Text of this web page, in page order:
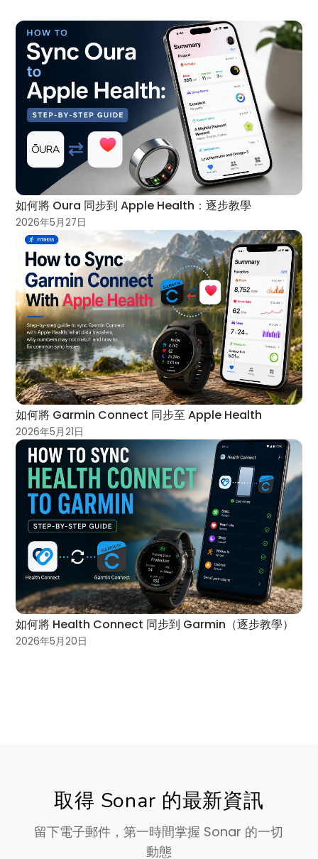
如何將 Oura 同步到 Apple Health：逐步教學
2026年5月27日
如何將 Garmin Connect 同步至 Apple Health
2026年5月21日
如何將 Health Connect 同步到 Garmin（逐步教學）
2026年5月20日
取得 Sonar 的最新資訊
留下電子郵件，第一時間掌握 Sonar 的一切
動態